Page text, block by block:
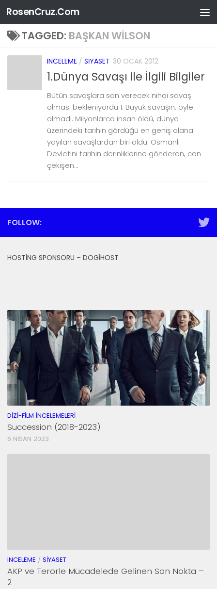
Skip to content
RosenCruz.Com
TAGGED: BAŞKAN WILSON
INCELEME / SIYASET 30 OCAK 2012
1.Dünya Savaşı ile İlgili Bilgiler
Bütün savaşlara son verecek nihai savaş
olması bekleniyordu 1. Büyük savaşın. öyle
olmadı. Milyonlarca insan öldü, dünya
üzerindeki tarihin gördüğü en geniş alana
yayılan savaşlardan biri oldu. Osmanlı
Devletini tarihin derinliklerine gönderen, can
çekişen...
FOLLOW:
HOSTING SPONSORU – DOGIHOST
DIZI-FILM İNCELEMELERI
Succession (2018-2023)
6 NISAN 2023
INCELEME / SIYASET
AKP ve Terörle Mücadelede Gelinen Son Nokta –
2